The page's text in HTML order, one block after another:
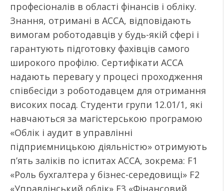
професіоналів в області фінансів і обліку.
Знання, отримані в АССА, відповідають
вимогам роботодавців у будь-якій сфері і
гарантують підготовку фахівців самого
широкого профілю. Сертифікати АССА
надають перевагу у процесі проходження
співбесіди з роботодавцем для отримання
високих посад. Студенти групи 12.01/1, які
навчаються за магістерською програмою
«Облік і аудит в управлінні
підприємницькою діяльністю» отримують
п’ять заліків по іспитах АССА, зокрема: F1
«Роль бухгалтера у бізнес-середовищі» F2
«Управлінський облік» F3 «Фінансовий